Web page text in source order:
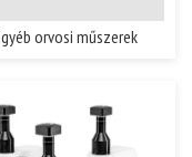
orvosi műszerek